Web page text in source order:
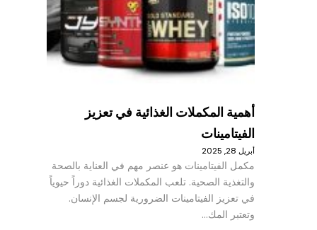
أهمية المكملات الغذائية في تعزيز
الفيتامينات
أبريل 28, 2025
مكمل الفيتامينات هو عنصر مهم في العناية بالصحة
والتغذية الصحية. تلعب المكملات الغذائية دوراً حيوياً
في تعزيز الفيتامينات الضرورية لجسم الإنسان.
وتعتبر المك…